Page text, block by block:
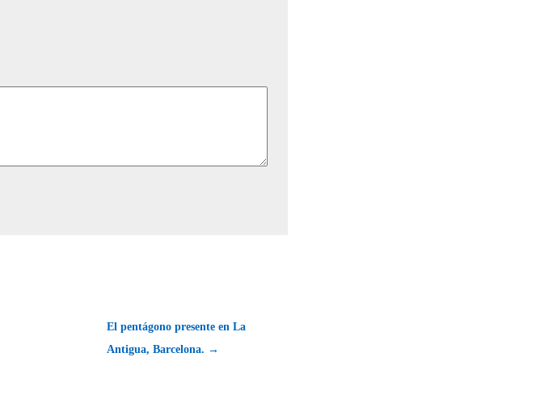
El pentágono presente en La
Antigua, Barcelona. →